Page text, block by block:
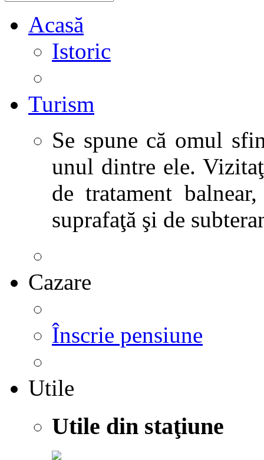
Acasă
Istoric
Turism
Se spune că omul
unul dintre ele.
de tratament
suprafaţă şi de
Cazare
Înscrie pensiune
Utile
Utile din staţiune